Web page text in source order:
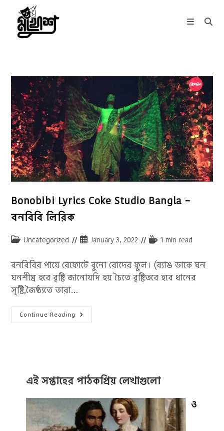
content
Bonobibi Lyrics Coke Studio Bangla –
বনবিবি লিরিক
PostUncategorized
PostJanuary 3, 2022
Reading1 min read
বনবিবির পায়ে রেফোটে বুনো রোদের ফুল। (ব্যাঙ ডাকে ঘন
ঘনশীঘ্র হবে বৃষ্টি জানোযদি হয় চৈতে বৃষ্টিতবে হবে ধানের
সৃষ্টি,জৈষ্ঠ্যতে তারা…
Continue Reading Bonobibi
Lyrics
এই সপ্তাহের পাঠকপ্রিয় লেখাগুলো
ও